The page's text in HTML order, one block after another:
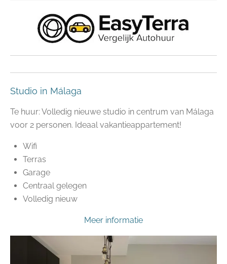
Studio in Málaga
Te huur: Volledig nieuwe studio in centrum van Málaga
voor 2 personen. Ideaal vakantieappartement!
Wifi
Terras
Garage
Centraal gelegen
Volledig nieuw
Meer informatie